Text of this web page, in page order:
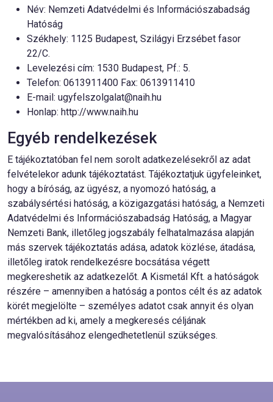
Név: Nemzeti Adatvédelmi és Információszabadság
Hatóság
Székhely: 1125 Budapest, Szilágyi Erzsébet fasor
22/C.
Levelezési cím: 1530 Budapest, Pf.: 5.
Telefon: 0613911400 Fax: 0613911410
E-mail: ugyfelszolgalat@naih.hu
Honlap: http://www.naih.hu
Egyéb rendelkezések
E tájékoztatóban fel nem sorolt adatkezelésekről az adat
felvételekor adunk tájékoztatást. Tájékoztatjuk ügyfeleinket,
hogy a bíróság, az ügyész, a nyomozó hatóság, a
szabálysértési hatóság, a közigazgatási hatóság, a Nemzeti
Adatvédelmi és Információszabadság Hatóság, a Magyar
Nemzeti Bank, illetőleg jogszabály felhatalmazása alapján
más szervek tájékoztatás adása, adatok közlése, átadása,
illetőleg iratok rendelkezésre bocsátása végett
megkereshetik az adatkezelőt. A Kismetál Kft. a hatóságok
részére – amennyiben a hatóság a pontos célt és az adatok
körét megjelölte – személyes adatot csak annyit és olyan
mértékben ad ki, amely a megkeresés céljának
megvalósításához elengedhetetlenül szükséges.